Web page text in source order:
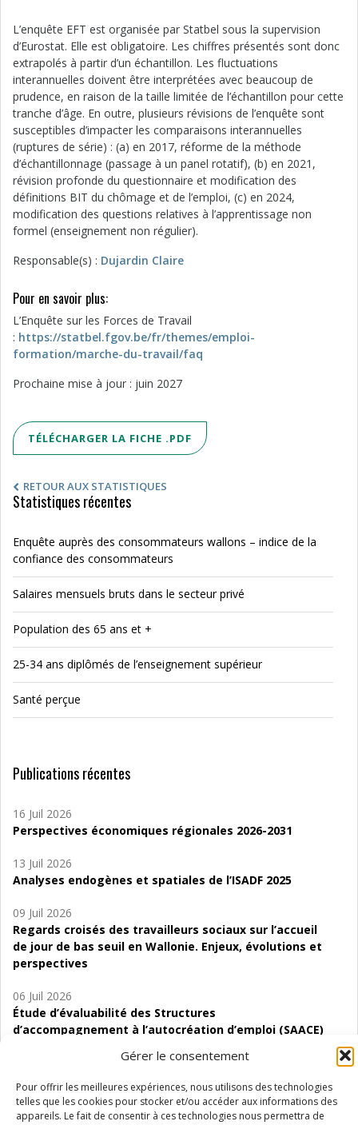
Gérer le consentement
Pour offrir les meilleures expériences, nous utilisons des technologies
telles que les cookies pour stocker et/ou accéder aux informations des
appareils. Le fait de consentir à ces technologies nous permettra de
L’enquête EFT est organisée par Statbel sous la supervision
d’Eurostat. Elle est obligatoire. Les chiffres présentés sont donc
extrapolés à partir d’un échantillon. Les fluctuations
interannuelles doivent être interprétées avec beaucoup de
prudence, en raison de la taille limitée de l’échantillon pour cette
tranche d’âge. En outre, plusieurs révisions de l’enquête sont
susceptibles d’impacter les comparaisons interannuelles
(ruptures de série) : (a) en 2017, réforme de la méthode
d’échantillonnage (passage à un panel rotatif), (b) en 2021,
révision profonde du questionnaire et modification des
définitions BIT du chômage et de l’emploi, (c) en 2024,
modification des questions relatives à l’apprentissage non
formel (enseignement non régulier).
Responsable(s) : Dujardin Claire
Pour en savoir plus:
L’Enquête sur les Forces de Travail
: https://statbel.fgov.be/fr/themes/emploi-
formation/marche-du-travail/faq
Prochaine mise à jour : juin 2027
TÉLÉCHARGER LA FICHE .PDF
RETOUR AUX STATISTIQUES
Statistiques récentes
Enquête auprès des consommateurs wallons – indice de la
confiance des consommateurs
Salaires mensuels bruts dans le secteur privé
Population des 65 ans et +
25-34 ans diplômés de l’enseignement supérieur
Santé perçue
Publications récentes
16 Juil 2026
Perspectives économiques régionales 2026-2031
13 Juil 2026
Analyses endogènes et spatiales de l’ISADF 2025
09 Juil 2026
Regards croisés des travailleurs sociaux sur l’accueil
de jour de bas seuil en Wallonie. Enjeux, évolutions et
perspectives
06 Juil 2026
Étude d’évaluabilité des Structures
d’accompagnement à l’autocréation d’emploi (SAACE)
Pénurie du personnel infirmier :quels indicateurs
d’offre de soins pour comprendre la situation en
Wallonie ?